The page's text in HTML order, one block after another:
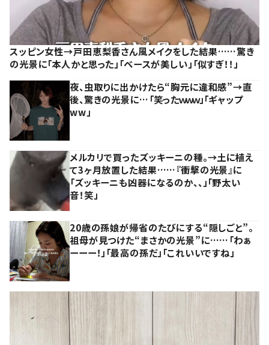
スッピン女性→戸田恵梨香さん風メイクをした結果……驚き
の光景に「本人かと思った」「ベースが美しい」「似すぎ！！」
夜、虫取りに出かけたら“胸元に違和感”→直
後、驚きの光景に…「笑ったｗｗｗ」「ギャップ
ww」
メルカリで買ったズッキーニの種。→土に植え
て3ヶ月放置した結果……『衝撃の光景』に
「ズッキーニも凶器になるのか、、」「野太い
音！笑」
20歳の孫娘が帰省のたびにする“隠しごと”。
祖母が見つけた“まさかの光景”に……「わぁ
ーーー！」「最高の孫だ」「これいいですね」